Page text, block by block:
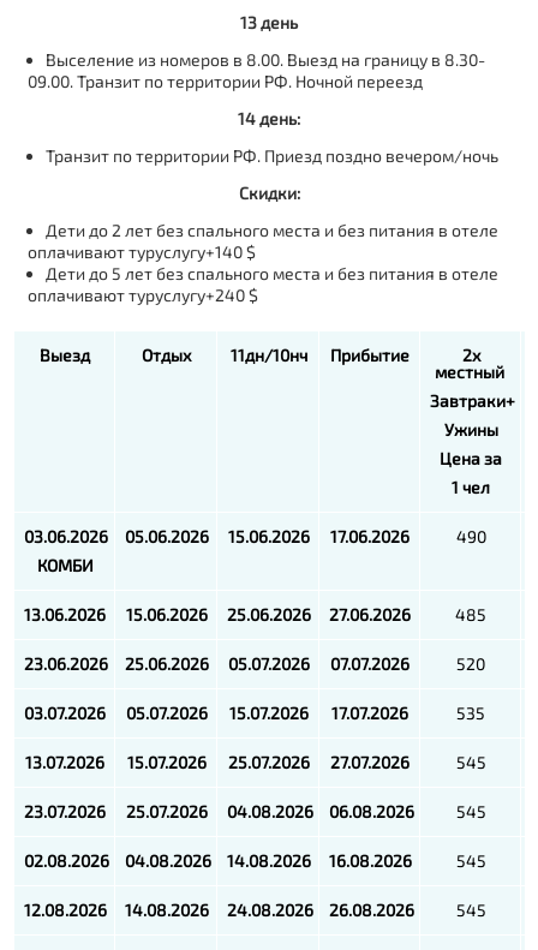
13 день
Выселение из номеров в 8.00. Выезд на границу в 8.30-
09.00. Транзит по территории РФ. Ночной переезд
14 день:
Транзит по территории РФ. Приезд поздно вечером/ночь
Скидки:
Дети до 2 лет без спального места и без питания в отеле
оплачивают туруслугу+140 $
Дети до 5 лет без спального места и без питания в отеле
оплачивают туруслугу+240 $
Выезд Отдых 11дн/10нч Прибытие
2х
местный
Завтраки+
Ужины
Цена за
1 чел
03.06.2026
КОМБИ
05.06.2026 15.06.2026 17.06.2026 490
13.06.2026 15.06.2026 25.06.2026 27.06.2026 485
23.06.2026 25.06.2026 05.07.2026 07.07.2026 520
03.07.2026 05.07.2026 15.07.2026 17.07.2026 535
13.07.2026 15.07.2026 25.07.2026 27.07.2026 545
23.07.2026 25.07.2026 04.08.2026 06.08.2026 545
02.08.2026 04.08.2026 14.08.2026 16.08.2026 545
12.08.2026 14.08.2026 24.08.2026 26.08.2026 545